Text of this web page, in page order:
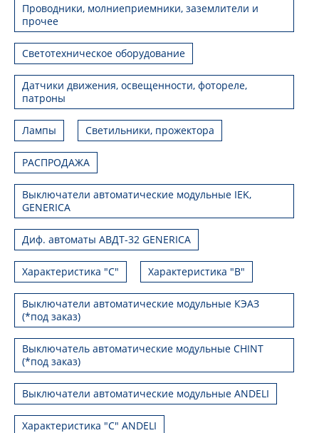
Проводники, молниеприемники, заземлители и
прочее
Светотехническое оборудование
Датчики движения, освещенности, фотореле,
патроны
Лампы Светильники, прожектора
РАСПРОДАЖА
Выключатели автоматические модульные IEK,
GENERICA
Диф. автоматы АВДТ-32 GENERICA
Характеристика "С" Характеристика "В"
Выключатели автоматические модульные КЭАЗ
(*под заказ)
Выключатель автоматические модульные CHINT
(*под заказ)
Выключатели автоматические модульные ANDELI
Характеристика "C" ANDELI